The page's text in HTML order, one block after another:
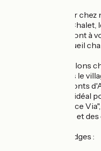
Venez vous évader
nos 4 lodges : Le
Piscine et jardin sont à
simples et un accueil
Nous vous accueillons
authenticité , dans le
plein cœur des Monts
Un emplacement idéal
la voie douce "Dolce
pas du centre ville et
Découvrez nos lodges :